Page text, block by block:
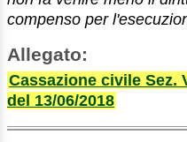
compenso per
Allegato:
Cassazione civile Sez.
del 13/06/2018